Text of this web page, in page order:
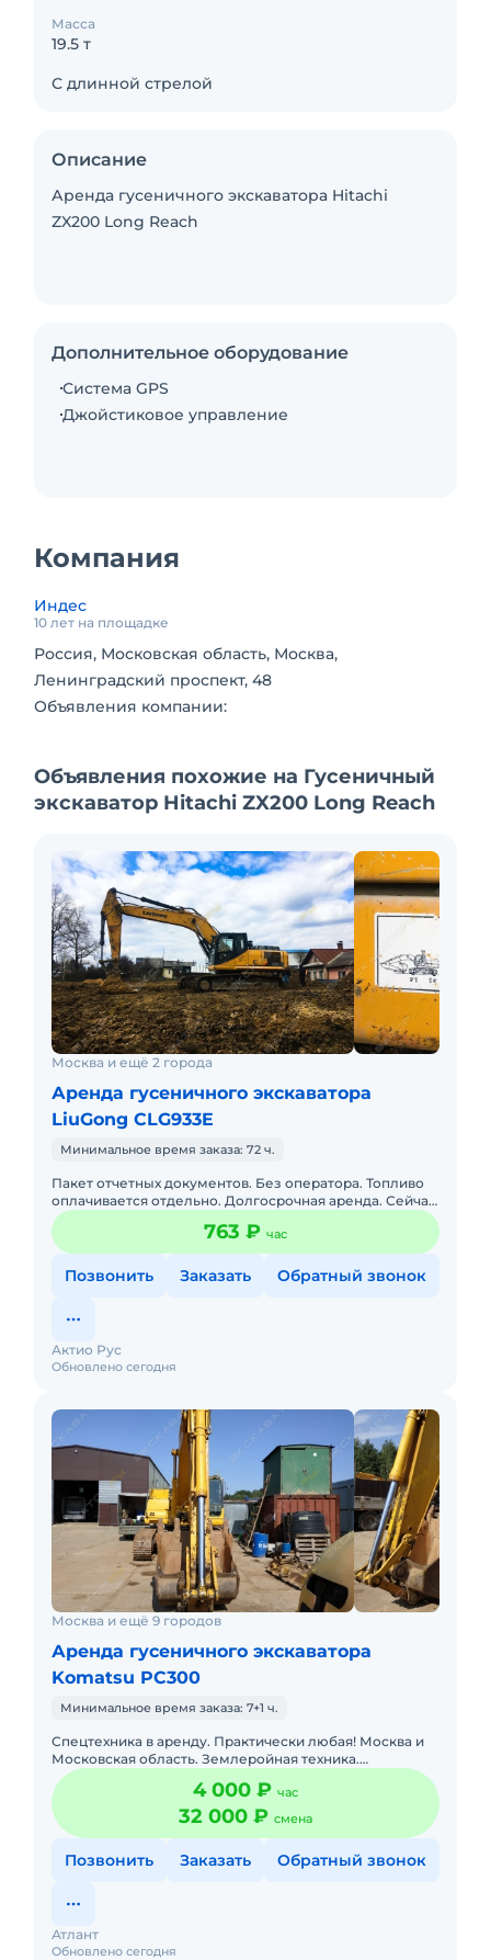
Масса
19.5 т
С длинной стрелой
Описание
Аренда гусеничного экскаватора Hitachi
ZX200 Long Reach
Дополнительное оборудование
Система GPS
Джойстиковое управление
Компания
Индес
10 лет на площадке
Россия, Московская область, Москва,
Ленинградский проспект, 48
Объявления компании:
Объявления похожие на Гусеничный
экскаватор Hitachi ZX200 Long Reach
Москва и ещё 2 города
Аренда гусеничного экскаватора
LiuGong CLG933E
Минимальное время заказа: 72 ч.
Пакет отчетных документов. Без оператора. Топливо
оплачивается отдельно. Долгосрочная аренда. Сейчас
свободна.
763 ₽ час
Позвонить Заказать Обратный звонок
Обновлено сегодня
Актио Рус
Москва и ещё 9 городов
Аренда гусеничного экскаватора
Komatsu PC300
Минимальное время заказа: 7+1 ч.
Спецтехника в аренду. Практически любая! Москва и
Московская область. Землеройная техника.
Погрузочная техника. Техника для высотных работ.
Техника для перев
4 000 ₽ час
32 000 ₽ смена
Позвонить Заказать Обратный звонок
Обновлено сегодня
Атлант